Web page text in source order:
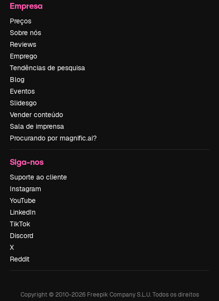
Empresa
Preços
Sobre nós
Reviews
Emprego
Tendências de pesquisa
Blog
Eventos
Slidesgo
Vender conteúdo
Sala de imprensa
Procurando por magnific.ai?
Siga-nos
Suporte ao cliente
Instagram
YouTube
LinkedIn
TikTok
Discord
X
Reddit
Copyright © 2010-2026Freepik Company S.L.U. Todos os direitos